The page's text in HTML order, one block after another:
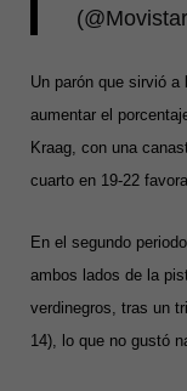
Un parón que sirvió
aumentar el
Kraag, con una
cuarto en 19-22
En el segundo
ambos lados de la
verdinegros, tras un
14), lo que no gustó